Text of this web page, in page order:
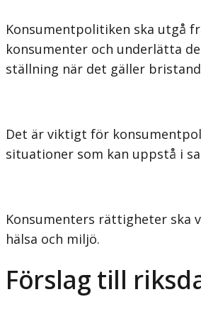
Konsumentpolitiken ska utgå
konsumenter och underlätta
ställning när det gäller
Det är viktigt för
situationer som kan uppstå i
Konsumenters rättigheter ska
hälsa och miljö.
Förslag till